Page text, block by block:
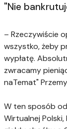
"Nie
– Rzeczywiście
wszystko, żeby
wypłatę.
zwracamy
naTemat"
W ten sposób
Wirtualnej